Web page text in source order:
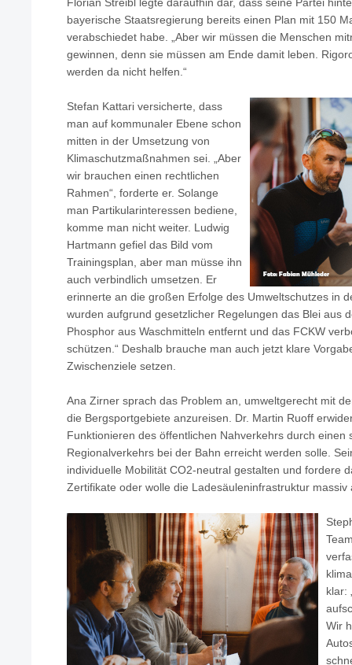
Florian Streibl legte daraufhin dar, dass seine Partei
bayerische Staatsregierung bereits einen Plan mit 150
verabschiedet habe. „Aber wir müssen die Menschen
gewinnen, denn sie müssen am Ende damit leben.
werden da nicht helfen.“
Stefan Kattari versicherte, dass
man auf kommunaler Ebene schon
mitten in der Umsetzung von
Klimaschutzmaßnahmen sei. „Aber
wir brauchen einen rechtlichen
Rahmen“, forderte er. Solange
man Partikularinteressen bediene,
komme man nicht weiter. Ludwig
Hartmann gefiel das Bild vom
Trainingsplan, aber man müsse ihn
auch verbindlich umsetzen. Er
erinnerte an die großen Erfolge des Umweltschutzes in
wurden aufgrund gesetzlicher Regelungen das Blei aus
Phosphor aus Waschmitteln entfernt und das FCKW
schützen.“ Deshalb brauche man auch jetzt klare
Zwischenziele setzen.
Ana Zirner sprach das Problem an, umweltgerecht mit
die Bergsportgebiete anzureisen. Dr. Martin Ruoff
Funktionieren des öffentlichen Nahverkehrs durch einen
Regionalverkehrs bei der Bahn erreicht werden solle.
individuelle Mobilität CO2-neutral gestalten und fordere
Zertifikate oder wolle die Ladesäuleninfrastruktur massiv
klar:
Wir